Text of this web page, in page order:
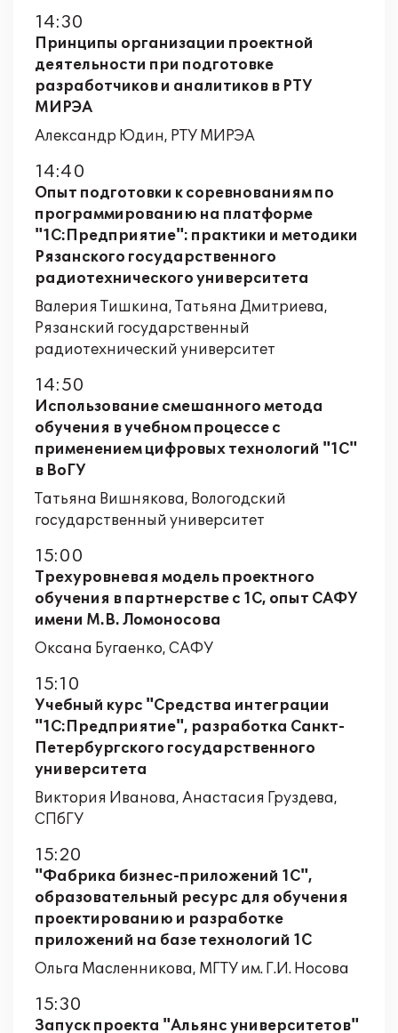
14:30
Принципы организации проектной
деятельности при подготовке
разработчиков и аналитиков в РТУ
МИРЭА
Александр Юдин, РТУ МИРЭА
14:40
Опыт подготовки к соревнованиям по
программированию на платформе
"1С:Предприятие": практики и методики
Рязанского государственного
радиотехнического университета
Валерия Тишкина, Татьяна Дмитриева,
Рязанский государственный
радиотехнический университет
14:50
Использование смешанного метода
обучения в учебном процессе с
применением цифровых технологий "1С"
в ВоГУ
Татьяна Вишнякова, Вологодский
государственный университет
15:00
Трехуровневая модель проектного
обучения в партнерстве с 1С, опыт САФУ
имени М.В. Ломоносова
Оксана Бугаенко, САФУ
15:10
Учебный курс "Средства интеграции
"1С:Предприятие", разработка Санкт-
Петербургского государственного
университета
Виктория Иванова, Анастасия Груздева,
СПбГУ
15:20
"Фабрика бизнес-приложений 1С",
образовательный ресурс для обучения
проектированию и разработке
приложений на базе технологий 1С
Ольга Масленникова, МГТУ им. Г.И. Носова
15:30
Запуск проекта "Альянс университетов"